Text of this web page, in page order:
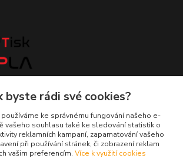
shop.cz
byste rádi své cookies?
ke správnému fungování našeho e-
vašeho souhlasu také ke sledování statistik o
reklamních kampaní, zapamatování vašeho
při používání stránek, či zobrazení reklam
vašim preferencím. Více k využití cookies